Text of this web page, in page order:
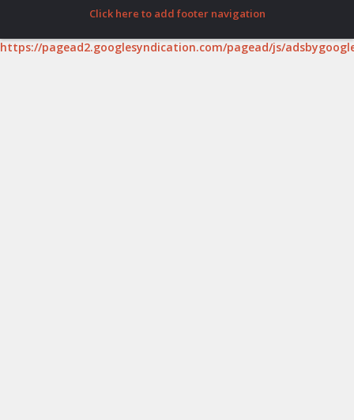
Click here to add footer navigation
https://pagead2.googlesyndication.com/pagead/js/